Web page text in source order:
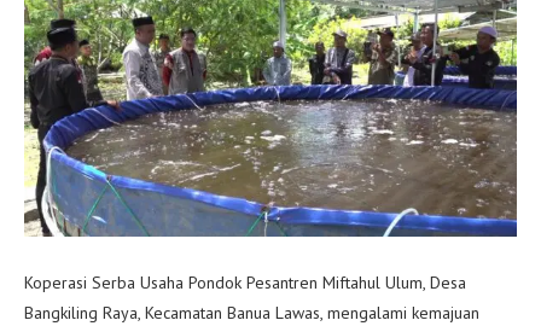
Koperasi Serba Usaha Pondok Pesantren Miftahul Ulum, Desa
Bangkiling Raya, Kecamatan Banua Lawas, mengalami kemajuan